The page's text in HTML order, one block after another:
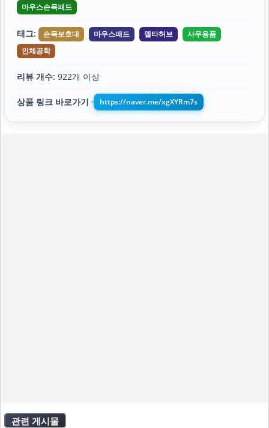
마우스손목패드
태그: 손목보호대 마우스패드 델타허브
사무용품
인체공학
리뷰 개수: 922개 이상
상품 링크 바로가기 ➔ https://naver.me/xgXYRm7s
관련 게시물